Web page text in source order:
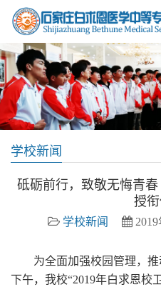
学校新闻
砥砺前行，致敬无悔青
授
学校新闻
为全面加强校园管理，推
下午，我校“2019年白求恩校